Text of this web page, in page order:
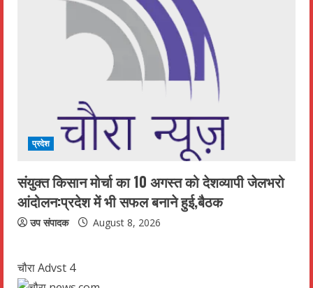
प्रदेश
संयुक्त किसान मोर्चा का 10 अगस्त को देशव्यापी जेलभरो
आंदोलन:प्रदेश में भी सफल बनाने हुई,बैठक
उप संपादक August 8, 2026
चौरा Advst 4